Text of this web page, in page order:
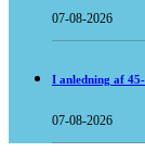
07-08-2026
I anledning af
07-08-2026